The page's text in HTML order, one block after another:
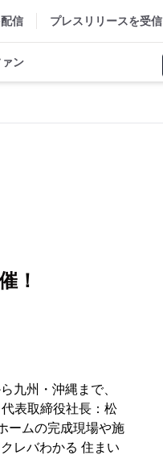
信 プレスリリースを受信
ン
！
九州・沖縄まで、
表取締役社長：松
ームの完成現場や施
レバわかる 住まい